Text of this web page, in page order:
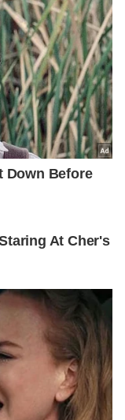
Down Before
At Cher's